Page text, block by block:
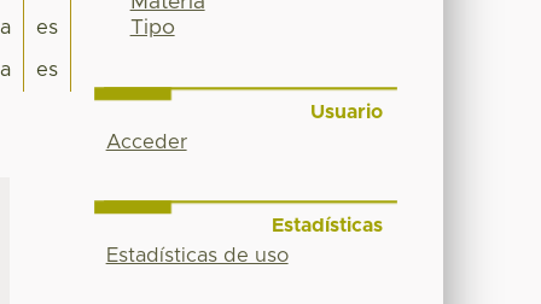
es
es
Tipo
Usuario
Acceder
Estadísticas
Estadísticas de uso